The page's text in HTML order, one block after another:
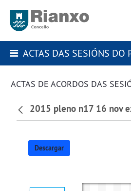
ACTAS DAS SESIÓNS DO
2015 pleno n17 16 nov
Descargar